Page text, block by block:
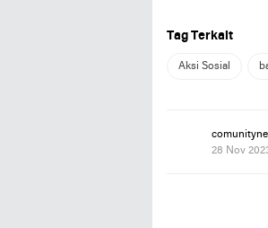
Tag Terkait
Aksi Sosial
28 Nov